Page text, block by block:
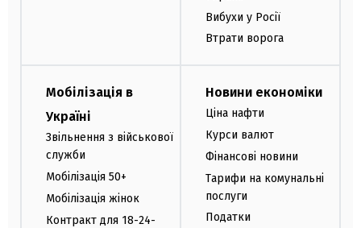
Вибухи у Росії
Втрати ворога
Мобілізація в
Україні
Звільнення з військової
служби
Мобілізація 50+
Мобілізація жінок
Контракт для 18-24-
Новини економіки
Ціна нафти
Курси валют
Фінансові новини
Тарифи на комунальні
послуги
Податки